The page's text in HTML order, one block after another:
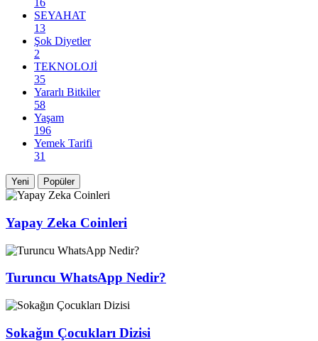
16
SEYAHAT
13
Şok Diyetler
2
TEKNOLOJİ
35
Yararlı Bitkiler
58
Yaşam
196
Yemek Tarifi
31
Yeni Popüler
Yapay Zeka Coinleri
Turuncu WhatsApp Nedir?
Sokağın Çocukları Dizisi